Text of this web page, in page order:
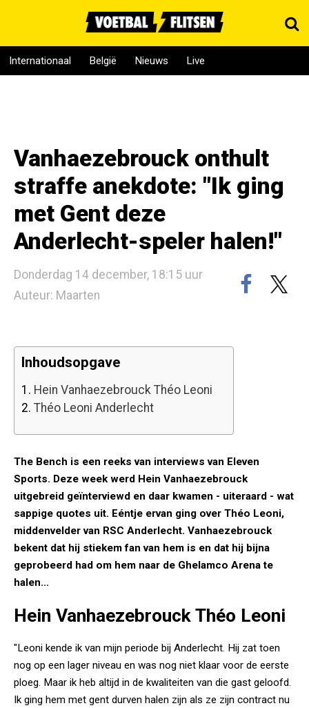
Internationaal België Nieuws Live
Vanhaezebrouck onthult
straffe anekdote: "Ik ging
met Gent deze
Anderlecht-speler halen!"
Donderdag 14 december, 18:15 uur
Auteur: Maarten
Inhoudsopgave
1. Hein Vanhaezebrouck Théo Leoni
2. Théo Leoni Anderlecht
The Bench is een reeks van interviews van Eleven
Sports. Deze week werd Hein Vanhaezebrouck
uitgebreid geïnterviewd en daar kwamen - uiteraard - wat
sappige quotes uit. Eéntje ervan ging over Théo Leoni,
middenvelder van RSC Anderlecht. Vanhaezebrouck
bekent dat hij stiekem fan van hem is en dat hij bijna
geprobeerd had om hem naar de Ghelamco Arena te
halen...
Hein Vanhaezebrouck Théo Leoni
"Leoni kende ik van mijn periode bij Anderlecht. Hij zat toen
nog op een lager niveau en was nog niet klaar voor de eerste
ploeg. Maar ik heb altijd in de kwaliteiten van die gast geloofd.
Ik ging hem met gent durven halen zijn als ze zijn contract nu